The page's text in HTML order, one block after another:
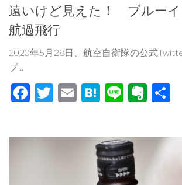
遠いけど見えた！ ブルー
航過飛行
2020年5月28日、航空自衛隊の公式
ブ...
Facebook
Twitter
EmailHatena
Line